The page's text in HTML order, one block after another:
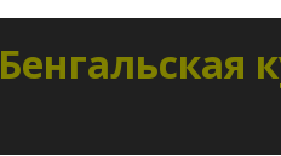
Бенгальская